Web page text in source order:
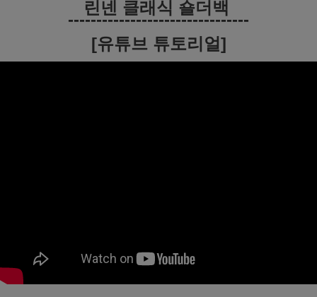
린넨 클래식 숄더백
--------------------------------
[유튜브 튜토리얼]